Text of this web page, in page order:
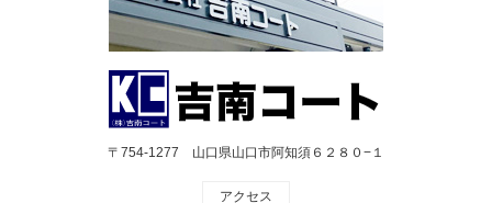
〒754-1277 山口県山口市阿知須６２８０−１
アクセス